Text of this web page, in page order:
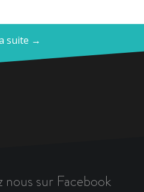
suite →
nous sur Facebook